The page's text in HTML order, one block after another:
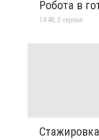
Робота в
14:48, 2 серпня